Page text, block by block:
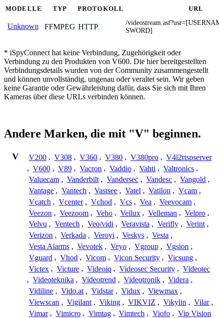
MODELLE TYP PROTOKOLL URL
Unknown FFMPEG HTTP
/
SWORD]
* iSpyConnect hat keine Verbindung, Zugehörigkeit oder
Verbindung zu den Produkten von V600. Die hier bereitgestellten
Verbindungsdetails wurden von der Community zusammengestellt
und können unvollständig, ungenau oder veraltet sein. Wir geben
keine Garantie oder Gewährleistung dafür, dass Sie sich mit Ihren
Kameras über diese URLs verbinden können.
Andere Marken, die mit "V" beginnen.
V V200 , V308 , V360 , V380 , V380pro , V4l2rtspserver
, V600 , V89 , Vacron , Vaddio , Vahti , Valtronics ,
Valuecam , Vanderbilt , Vandersec , Vandesc , Vangold ,
Vantage , Vantech , Vastsee , Vatel , Vatilon , Vcam ,
Vcatch , Vcenter , Vchod , Vcs , Vea , Veevocam ,
Veezon , Veezoom , Veho , Veilux , Velleman , Velpro ,
Velvu , Ventech , Veo/vidi , Veravista , Verifly , Verint ,
Verizon , Verkada , Veroyi , Veskys , Vesta ,
Vesta Alarms , Vevotek , Veyo , Vgroup , Vgsion ,
Vguard , Vhod , Vicom , Vicon Security , Vicsung ,
Victex , Victure , Videoiq , Videosec Security , Videotec
, Videoteknika , Videotrend , Videotronik , Videra ,
Vidiline , Vido.at , Vidstar , Vidux , Viewmax ,
Viewscan , Vigilant , Viking , VIKVIZ , Vikylin , Vilar ,
Vimar , Vimicro , Vimtag , Vimtech , Viofo , Vip Vision